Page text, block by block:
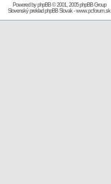
Powered byphpBB© 2001, 2005 phpBB Group
Slovenský preklad phpBB Slovak-www.pcforum.sk